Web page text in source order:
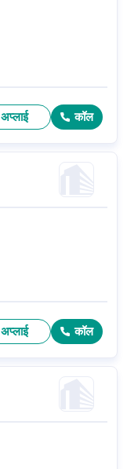
अप्लाई कॉल
अप्लाई कॉल